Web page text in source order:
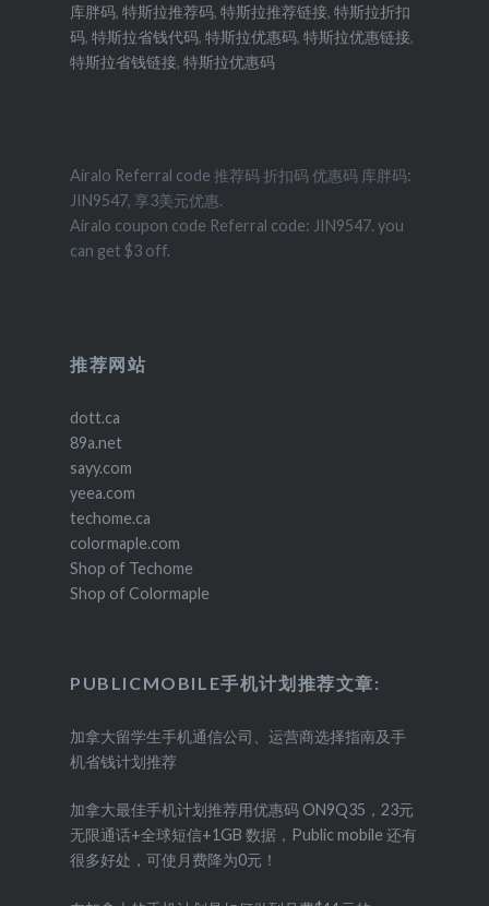
库胖码, 特斯拉推荐码, 特斯拉推荐链接, 特斯拉折扣
码, 特斯拉省钱代码, 特斯拉优惠码, 特斯拉优惠链接,
特斯拉省钱链接, 特斯拉优惠码
Airalo Referral code 推荐码 折扣码 优惠码 库胖码:
JIN9547, 享3美元优惠.
Airalo coupon code Referral code: JIN9547. you
can get $3 off.
推荐网站
dott.ca
89a.net
sayy.com
yeea.com
techome.ca
colormaple.com
Shop of Techome
Shop of Colormaple
PUBLICMOBILE手机计划推荐文章:
加拿大留学生手机通信公司、运营商选择指南及手
机省钱计划推荐
加拿大最佳手机计划推荐用优惠码 ON9Q35，23元
无限通话+全球短信+1GB 数据，Public mobile 还有
很多好处，可使月费降为0元！